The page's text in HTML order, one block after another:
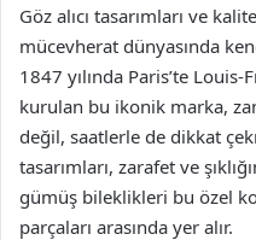
Göz alıcı tasarımları ve
mücevherat dünyasında
1847 yılında Paris’te
kurulan bu ikonik marka,
değil, saatlerle de dikkat
tasarımları, zarafet ve
gümüş bileklikleri bu özel
parçaları arasında yer alır.